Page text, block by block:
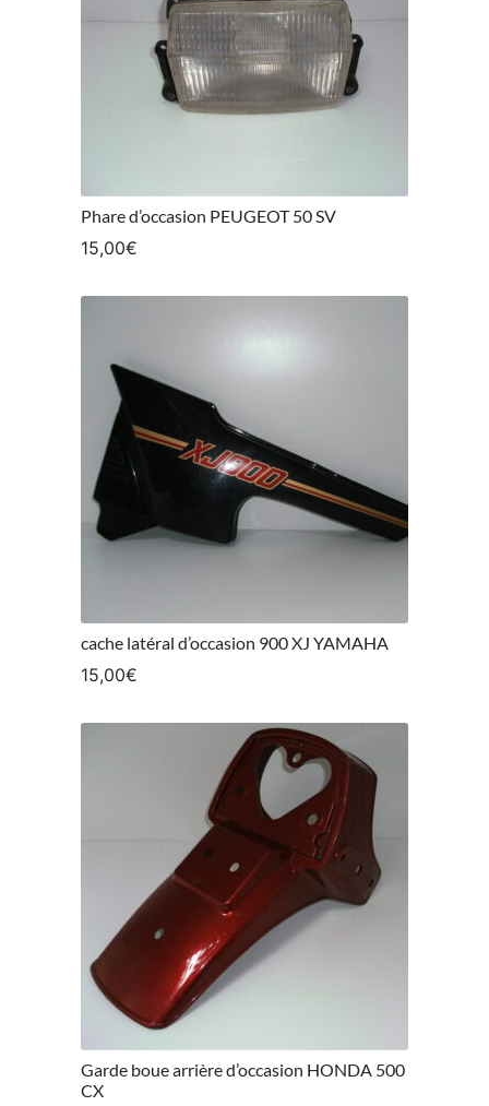
Phare d’occasion PEUGEOT 50 SV
15,00€
cache latéral d’occasion 900 XJ YAMAHA
15,00€
Garde boue arrière d’occasion HONDA 500
CX